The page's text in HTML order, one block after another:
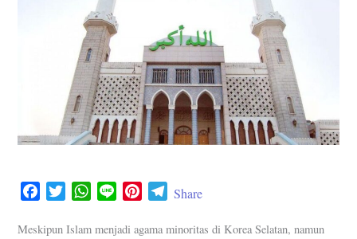
c
i
W
a
n
n
T
l
Share
Meskipun Islam menjadi agama minoritas di Korea Selatan, namun